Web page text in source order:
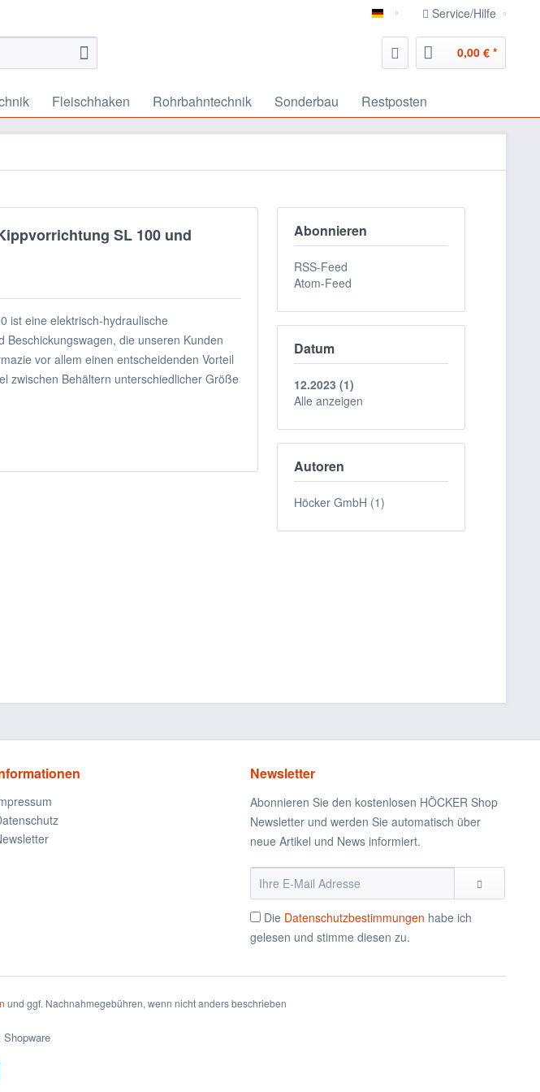
deutsch Service/Hilfe
0,00 € *
Fleischhaken Rohrbahntechnik Sonderbau Restposten
Abonnieren
RSS-Feed
Atom-Feed
Datum
12.2023 (1)
Alle anzeigen
Autoren
Höcker GmbH (1)
SL 100 und
ist eine elektrisch-hydraulische
die unseren Kunden
vor allem einen entscheidenden Vorteil
zwischen Behältern unterschiedlicher Größe
Newsletter
Abonnieren Sie den kostenlosen HÖCKER Shop
Newsletter und werden Sie automatisch über
neue Artikel und News informiert.
Die Datenschutzbestimmungen habe ich
gelesen und stimme diesen zu.
und ggf. Nachnahmegebühren, wenn nicht anders beschrieben